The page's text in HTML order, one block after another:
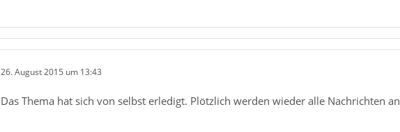
26. August 2015 um 13:43
Das Thema hat sich von selbst erledigt. Plötzlich werden wieder alle Nachrichten